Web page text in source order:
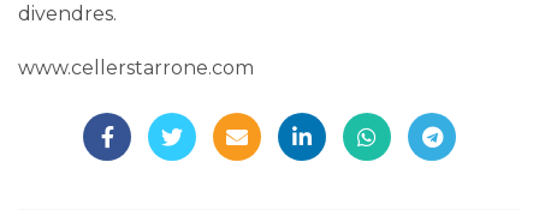
divendres.
www.cellerstarrone.com